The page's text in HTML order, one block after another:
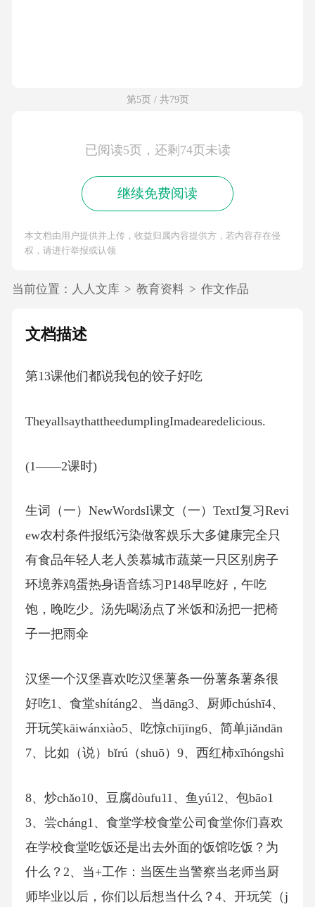
第5页 / 共79页
已阅读5页，还剩74页未读
继续免费阅读
本文档由用户提供并上传，收益归属内容提供方，若内容存在侵
权，请进行举报或认领
当前位置： 人人文库 > 教育资料 > 作文作品
文档描述
第13课他们都说我包的饺子好吃
TheyallsaythattheedumplingImadearedelicious.
(1——2课时)
生词（一）NewWordsI课文（一）TextI复习Revi
ew农村条件报纸污染做客娱乐大多健康完全只
有食品年轻人老人羡慕城市蔬菜一只区别房子
环境养鸡蛋热身语音练习P148早吃好，午吃
饱，晚吃少。汤先喝汤点了米饭和汤把一把椅
子一把雨伞
汉堡一个汉堡喜欢吃汉堡薯条一份薯条薯条很
好吃1、食堂shítáng2、当dāng3、厨师chúshī4、
开玩笑kāiwánxiào5、吃惊chījīng6、简单jiǎndān
7、比如（说）bǐrú（shuō）9、西红柿xīhóngshì
8、炒chǎo10、豆腐dòufu11、鱼yú12、包bāo1
3、尝cháng1、食堂学校食堂公司食堂你们喜欢
在学校食堂吃饭还是出去外面的饭馆吃饭？为
什么？2、当+工作：当医生当警察当老师当厨
师毕业以后，你们以后想当什么？4、开玩笑（j